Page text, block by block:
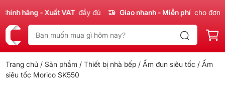
hãng - Xuất VAT đầy đủ Giao nhanh - Miễn phí cho đơn
Trang chủ / Sản phẩm / Thiết bị nhà bếp/ Ấm đun siêu tốc / Ấm
siêu tốc Morico SK550